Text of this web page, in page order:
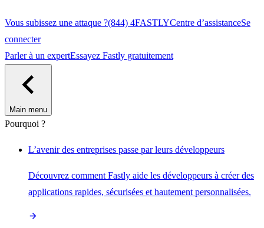
Vous subissez une attaque ?(844) 4FASTLYCentre d’assistanceSe
connecter
Parler à un expertEssayez Fastly gratuitement
Main menu
Pourquoi ?
L’avenir des entreprises passe par leurs développeurs
Découvrez comment Fastly aide les développeurs à créer des
applications rapides, sécurisées et hautement personnalisées.